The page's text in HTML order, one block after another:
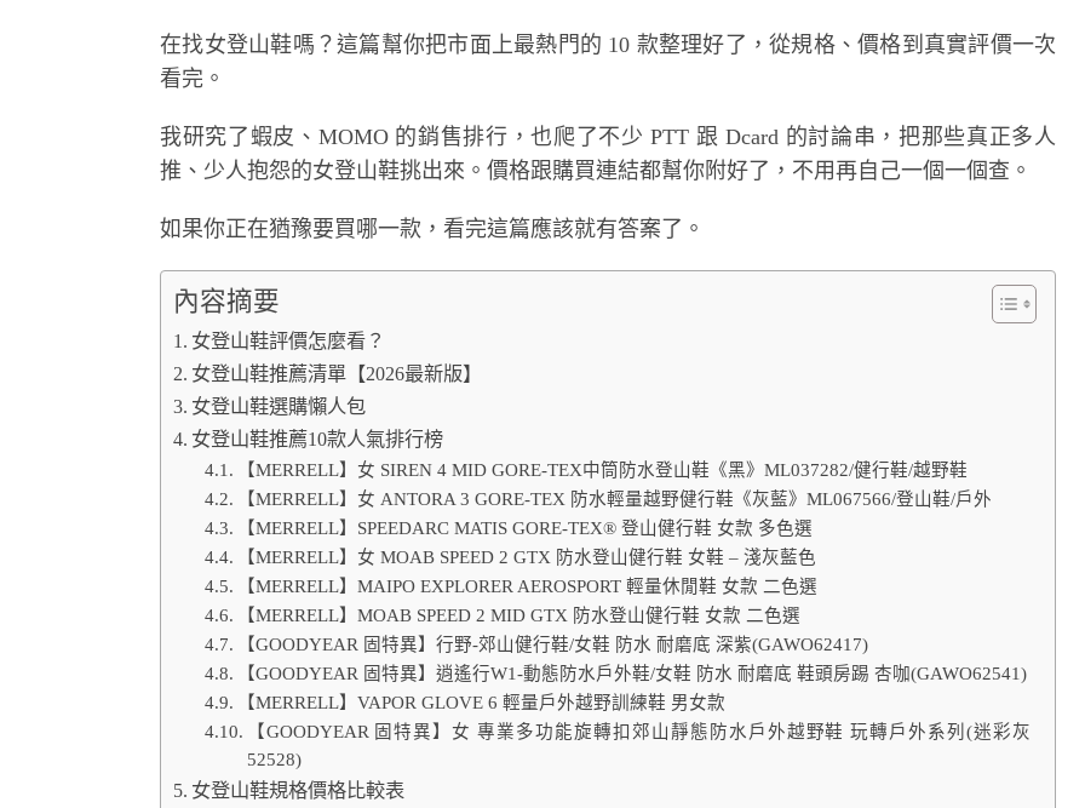
在找女登山鞋嗎？這篇幫你把市面上最熱門的 10 款整理好了，從規格、價格到真實評價一次
看完。
我研究了蝦皮、MOMO 的銷售排行，也爬了不少 PTT 跟 Dcard 的討論串，把那些真正多人
推、少人抱怨的女登山鞋挑出來。價格跟購買連結都幫你附好了，不用再自己一個一個查。
如果你正在猶豫要買哪一款，看完這篇應該就有答案了。
內容摘要
女登山鞋評價怎麼看？
女登山鞋推薦清單【2026最新版】
女登山鞋選購懶人包
女登山鞋推薦10款人氣排行榜
【MERRELL】女 SIREN 4 MID GORE-TEX中筒防水登山鞋《黑》ML037282/健行鞋/越野鞋
【MERRELL】女 ANTORA 3 GORE-TEX 防水輕量越野健行鞋《灰藍》ML067566/登山鞋/戶外
【MERRELL】SPEEDARC MATIS GORE-TEX® 登山健行鞋 女款 多色選
【MERRELL】女 MOAB SPEED 2 GTX 防水登山健行鞋 女鞋 – 淺灰藍色
【MERRELL】MAIPO EXPLORER AEROSPORT 輕量休閒鞋 女款 二色選
【MERRELL】MOAB SPEED 2 MID GTX 防水登山健行鞋 女款 二色選
【GOODYEAR 固特異】行野-郊山健行鞋/女鞋 防水 耐磨底 深紫(GAWO62417)
【GOODYEAR 固特異】逍遙行W1-動態防水戶外鞋/女鞋 防水 耐磨底 鞋頭房踢 杏咖(GAWO62541)
【MERRELL】VAPOR GLOVE 6 輕量戶外越野訓練鞋 男女款
【GOODYEAR 固特異】女 專業多功能旋轉扣郊山靜態防水戶外越野鞋 玩轉戶外系列(迷彩灰
52528)
女登山鞋規格價格比較表